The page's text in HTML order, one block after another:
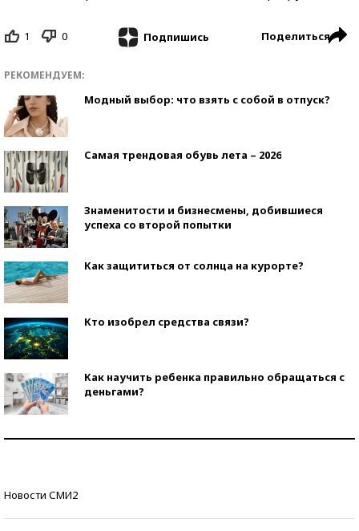
1 0 Подпишись Поделиться
РЕКОМЕНДУЕМ:
Модный выбор: что взять с собой в отпуск?
Самая трендовая обувь лета – 2026
Знаменитости и бизнесмены, добившиеся
успеха со второй попытки
Как защититься от солнца на курорте?
Кто изобрел средства связи?
Как научить ребенка правильно обращаться с
деньгами?
Новости СМИ2